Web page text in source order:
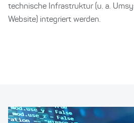
technische Infrastruktur (u. a.
Website) integriert werden.